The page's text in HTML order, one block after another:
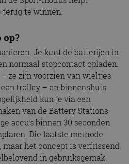
terug te winnen.
op?
Je kunt de batterijen in
normaal stopcontact opladen.
ze zijn voorzien van wieltjes
trolley – en binnenshuis
kun je via een
van de Battery Stations
accu’s binnen 30 seconden
Die laatste methode
maar het concept is verfrissend
in gebruiksgemak.